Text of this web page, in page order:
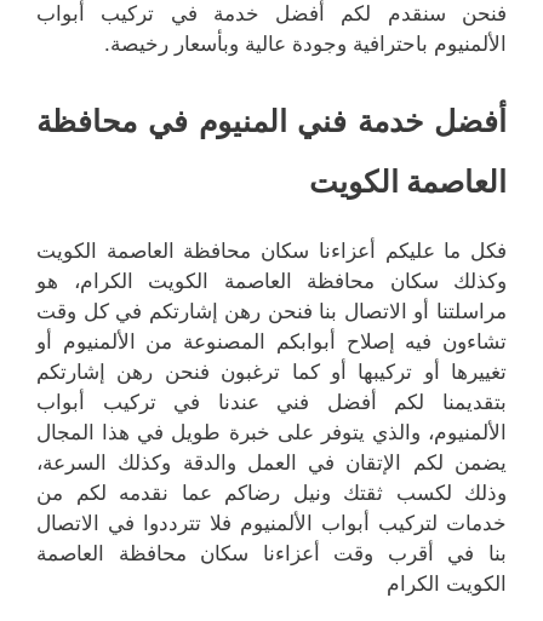
فنحن سنقدم لكم أفضل خدمة في تركيب أبواب
الألمنيوم باحترافية وجودة عالية وبأسعار رخيصة.
أفضل خدمة فني المنيوم في محافظة
العاصمة الكويت
فكل ما عليكم أعزاءنا سكان محافظة العاصمة الكويت
وكذلك سكان محافظة العاصمة الكويت الكرام، هو
مراسلتنا أو الاتصال بنا فنحن رهن إشارتكم في كل وقت
تشاءون فيه إصلاح أبوابكم المصنوعة من الألمنيوم أو
تغييرها أو تركيبها أو كما ترغبون فنحن رهن إشارتكم
بتقديمنا لكم أفضل فني عندنا في تركيب أبواب
الألمنيوم، والذي يتوفر على خبرة طويل في هذا المجال
يضمن لكم الإتقان في العمل والدقة وكذلك السرعة،
وذلك لكسب ثقتك ونيل رضاكم عما نقدمه لكم من
خدمات لتركيب أبواب الألمنيوم فلا تترددوا في الاتصال
بنا في أقرب وقت أعزاءنا سكان محافظة العاصمة
الكويت الكرام